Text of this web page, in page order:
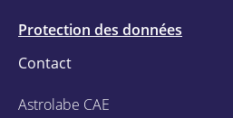
Protection des données
Contact
Astrolabe CAE